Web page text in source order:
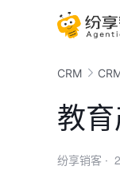
CRM
教
纷享销客 ·